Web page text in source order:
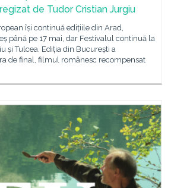
de Tudor Cristian Jurgiu
își continuă edițiile din Arad,
până pe 17 mai, dar Festivalul continuă la
și Tulcea. Ediția din București a
de final, filmul românesc recompensat